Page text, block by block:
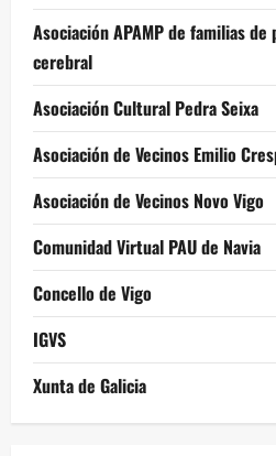
Asociación APAMP de familias
cerebral
Asociación Cultural Pedra Seixa
Asociación de Vecinos Emilio
Asociación de Vecinos Novo Vigo
Comunidad Virtual PAU de Navia
Concello de Vigo
IGVS
Xunta de Galicia